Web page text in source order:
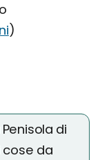
)
Penisola di
da